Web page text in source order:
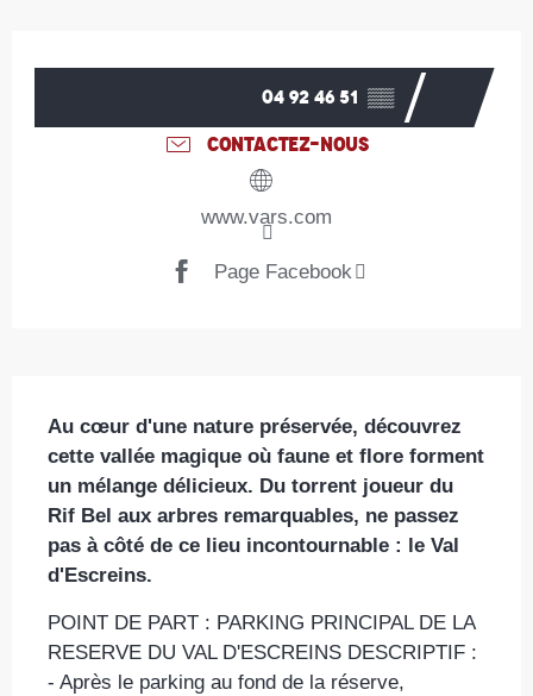
04 92 46 51 ▒▒
CONTACTEZ-NOUS
www.vars.com
Page Facebook
Au cœur d'une nature préservée, découvrez
cette vallée magique où faune et flore forment
un mélange délicieux. Du torrent joueur du
Rif Bel aux arbres remarquables, ne passez
pas à côté de ce lieu incontournable : le Val
d'Escreins.
POINT DE PART : PARKING PRINCIPAL DE LA
RESERVE DU VAL D'ESCREINS DESCRIPTIF :
- Après le parking au fond de la réserve,